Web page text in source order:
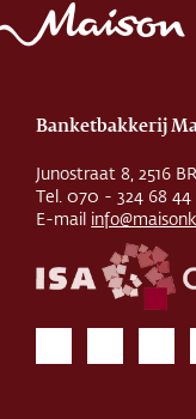
Banketbakkerij
Junostraat 8, 2516
Tel. 070 - 324 68 44
E-mail